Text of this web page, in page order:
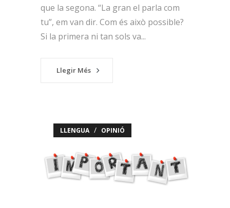
que la segona. “La gran el parla com
tu”, em van dir. Com és això possible?
Si la primera ni tan sols va...
Llegir Més
LLENGUA / OPINIÓ